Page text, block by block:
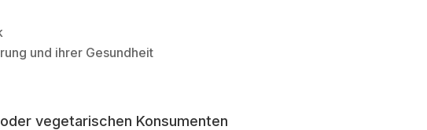
und ihrer Gesundheit
vegetarischen Konsumenten